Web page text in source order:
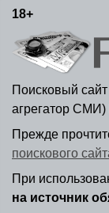
18+
Поисковый сайт
агрегатор СМИ)
Прежде
поискового
При
на источник